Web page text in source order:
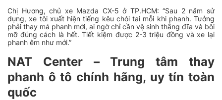
Chị Hương, chủ xe Mazda CX-5 ở TP.HCM: “Sau 2 năm sử
dụng, xe tôi xuất hiện tiếng kêu chói tai mỗi khi phanh. Tưởng
phải thay má phanh mới, ai ngờ chỉ cần vệ sinh thắng đĩa và bôi
mỡ đúng cách là hết. Tiết kiệm được 2-3 triệu đồng và xe lại
phanh êm như mới.”
NAT Center – Trung tâm thay
phanh ô tô chính hãng, uy tín toàn
quốc